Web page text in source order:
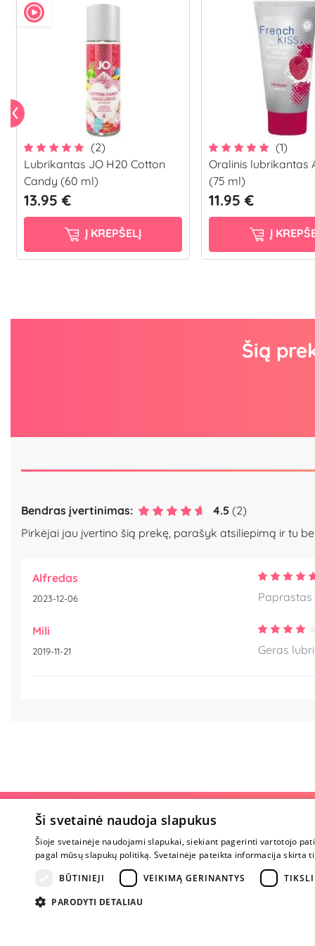
(2)
Lubrikantas JO H20 Cotton
Candy (60 ml)
13.95 €
Į KREPŠELĮ
(1)
Oralinis lubrikantas
(75 ml)
11.95 €
Į
Šią
Bendras įvertinimas: 4.5 (2)
Pirkėjai jau įvertino šią prekę, parašyk atsiliepimą ir tu
Alfredas
2023-12-06
Mili
2019-11-21 Geras
Apie mus
Karjera
Atsiliepimai
Klausimai
Ši svetainė naudoja slapukus
Šioje svetainėje naudojami slapukai, siekiant pagerinti vartotojo
pagal mūsų slapukų politiką. Svetainėje pateikta informacija skirta
BŪTINIEJI
VEIKIMĄ GERINANTYS
PARODYTI DETALIAU